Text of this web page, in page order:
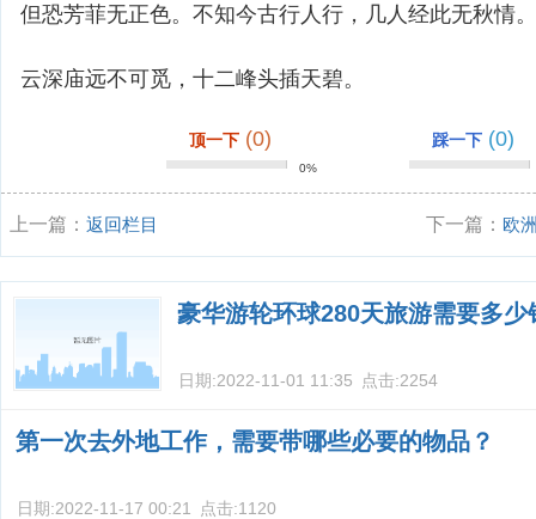
但恐芳菲无正色。不知今古行人行，几人经此无秋情。
云深庙远不可觅，十二峰头插天碧。
顶一下 (0)
0%
踩一下 (0)
上一篇： 返回栏目 下一篇： 欧
费多少？
豪华游轮环球280天旅游需要多少
日期:2022-11-01 11:35 点击:2254
第一次去外地工作，需要带哪些必要的物品？
日期:2022-11-17 00:21 点击:1120